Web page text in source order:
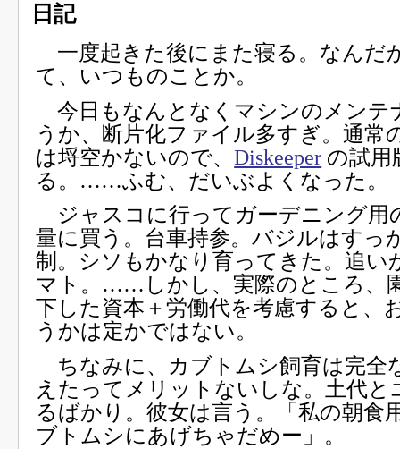
日記
一度起きた後にまた寝る。なんだ
て、いつものことか。
今日もなんとなくマシンのメンテ
うか、断片化ファイル多すぎ。通常
は埒空かないので、Diskeeper の試用
る。……ふむ、だいぶよくなった。
ジャスコに行ってガーデニング用
量に買う。台車持参。バジルはすっ
制。シソもかなり育ってきた。追い
マト。……しかし、実際のところ、
下した資本＋労働代を考慮すると、
うかは定かではない。
ちなみに、カブトムシ飼育は完全
えたってメリットないしな。土代と
るばかり。彼女は言う。「私の朝食
ブトムシにあげちゃだめー」。